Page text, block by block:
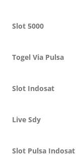
Slot 5000
Togel Via Pulsa
Slot Indosat
Live Sdy
Slot Pulsa Indosat